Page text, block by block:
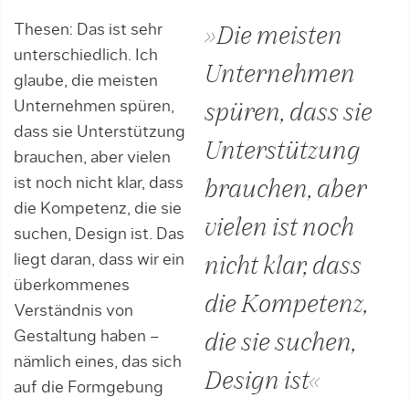
»Die meisten
Unternehmen
spüren, dass sie
Unterstützung
brauchen, aber
vielen ist noch
nicht klar, dass
die Kompetenz,
die sie suchen,
Design ist«
Thesen: Das ist sehr
unterschiedlich. Ich
glaube, die meisten
Unternehmen spüren,
dass sie Unterstützung
brauchen, aber vielen
ist noch nicht klar, dass
die Kompetenz, die sie
suchen, Design ist. Das
liegt daran, dass wir ein
überkommenes
Verständnis von
Gestaltung haben –
nämlich eines, das sich
auf die Formgebung